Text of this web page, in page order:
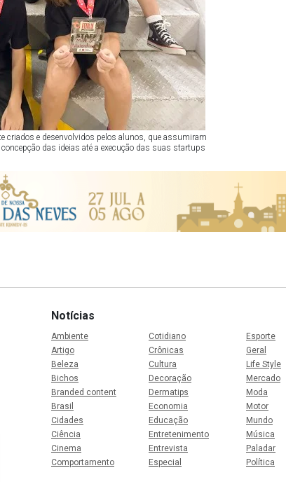
criados e desenvolvidos pelos alunos, que assumiram
concepção das ideias até a execução das suas startups
Notícias
Ambiente
Artigo
Beleza
Bichos
Branded content
Brasil
Cidades
Ciência
Cinema
Comportamento
Cotidiano
Crônicas
Cultura
Decoração
Dermatips
Economia
Educação
Entretenimento
Entrevista
Especial
Esporte
Geral
Life Style
Mercado
Moda
Motor
Mundo
Música
Paladar
Política